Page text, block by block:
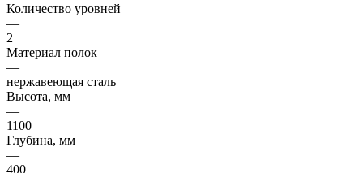
Количество уровней
—
2
Материал полок
—
нержавеющая сталь
Высота, мм
—
1100
Глубина, мм
—
400